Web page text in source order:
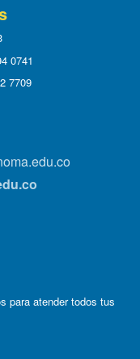
0741
7709
para atender todos tus